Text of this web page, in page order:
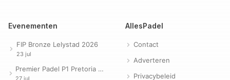
Evenementen
FIP Bronze Lelystad 2026
23 jul
Premier Padel P1 Pretoria 2026
27 jul
AllesPadel
Contact
Adverteren
Privacybeleid